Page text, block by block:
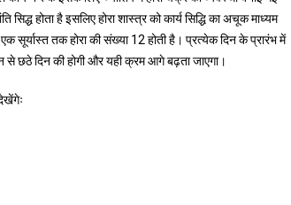
सिद्ध होता है इसलिए होरा शास्त्र को कार्य सिद्धि का अचूक माध्यम
सूर्यास्त तक होरा की संख्या 12 होती है। प्रत्येक दिन के प्रारंभ में
से छठे दिन की होगी और यही क्रम आगे बढ़ता जाएगा।